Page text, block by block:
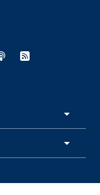
in nuova finestra
in nuova finestra
- Apertura in
- Apertura in
Sito esterno -
- Sito esterno -
Spreaker - Sito
Feed RSS -